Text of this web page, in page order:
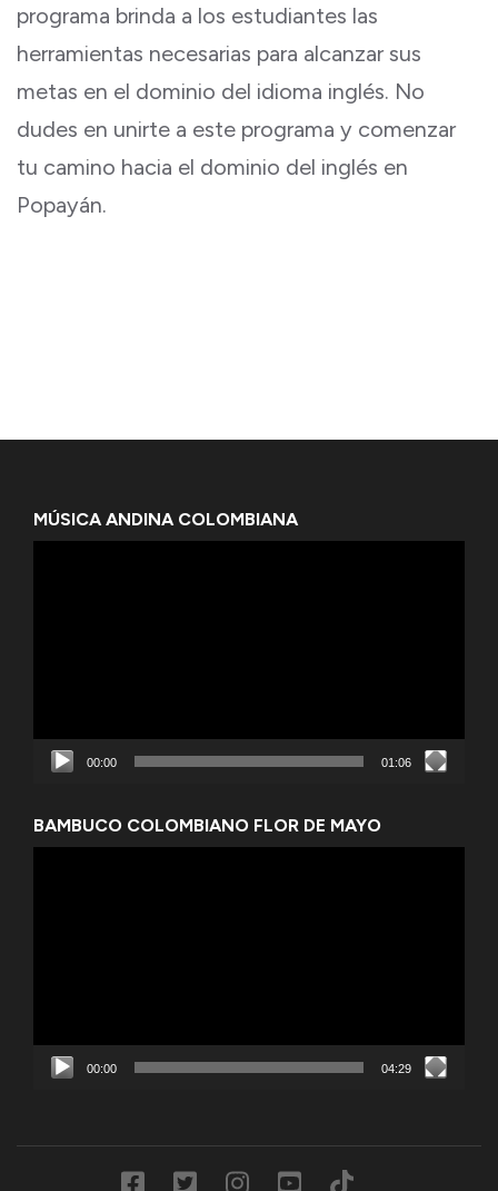
programa brinda a los estudiantes las
herramientas necesarias para alcanzar sus
metas en el dominio del idioma inglés. No
dudes en unirte a este programa y comenzar
tu camino hacia el dominio del inglés en
Popayán.
MÚSICA ANDINA COLOMBIANA
00:00 01:06
BAMBUCO COLOMBIANO FLOR DE MAYO
00:00 04:29